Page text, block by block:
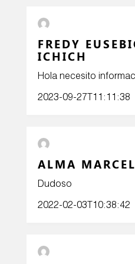
FREDY
ICHICH
Hola necesito
2023-09-27T11:11:38
ALMA
Dudoso
2022-02-03T10:38:42